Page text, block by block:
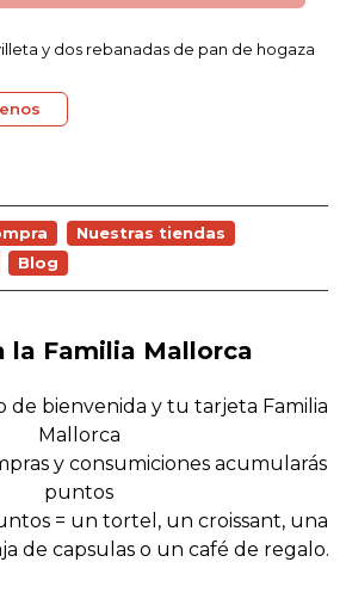
y dos rebanadas de pan de hogaza
Nuestras tiendas
Blog
la Familia Mallorca
de bienvenida y tu tarjeta Familia
Mallorca
y consumiciones acumularás
puntos
= un tortel, un croissant, una
de capsulas o un café de regalo.